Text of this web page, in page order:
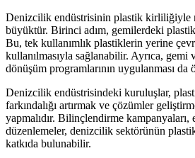
Denizcilik endüstrisinin plastik kirliliğiyle
büyüktür. Birinci adım, gemilerdeki plastik
Bu, tek kullanımlık plastiklerin yerine
kullanılmasıyla sağlanabilir. Ayrıca, gemi
dönüşüm programlarının uygulanması da
Denizcilik endüstrisindeki kuruluşlar,
farkındalığı artırmak ve çözümler
yapmalıdır. Bilinçlendirme kampanyaları,
düzenlemeler, denizcilik sektörünün
katkıda bulunabilir.